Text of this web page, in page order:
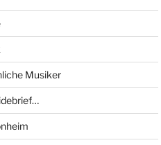
Musiker